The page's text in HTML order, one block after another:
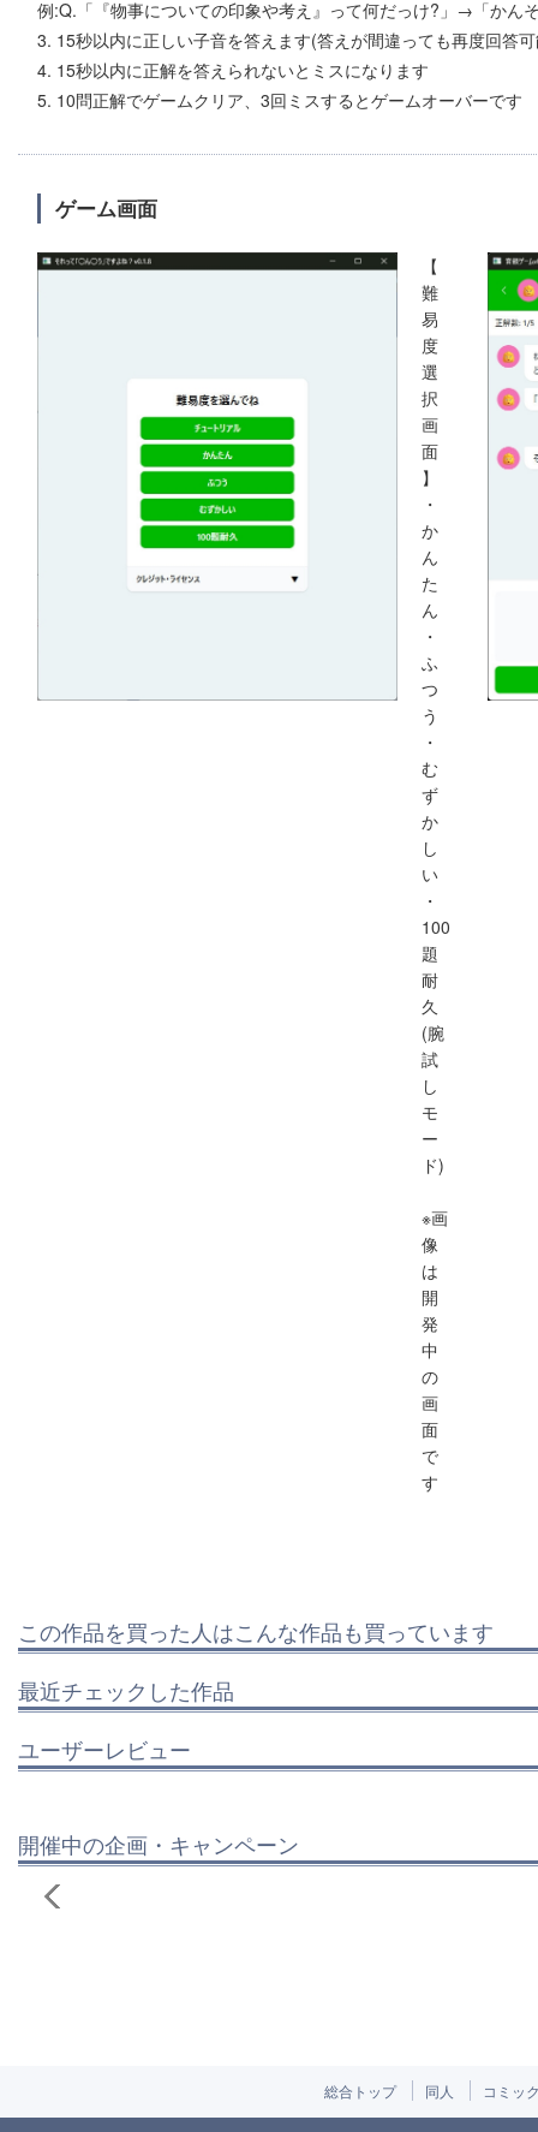
例:Q.「『物事についての印象や考え』って何だっけ?」→「かん
3. 15秒以内に正しい子音を答えます(答えが間違っても再度回答
4. 15秒以内に正解を答えられないとミスになります
5. 10問正解でゲームクリア、3回ミスするとゲームオーバーです
ゲーム画面
【
難
易
度
選
択
画
面
】
・
か
ん
た
ん
・
ふ
つ
う
・
む
ず
か
し
い
・
100
題
耐
久
(腕
試
し
モ
ー
ド)
※画
像
は
開
発
中
の
画
面
で
す
この作品を買った人はこんな作品も買っています
最近チェックした作品
ユーザーレビュー
開催中の企画・キャンペーン
総合トップ 同人 コミッ